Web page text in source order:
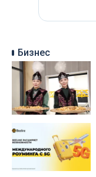
Бизнес